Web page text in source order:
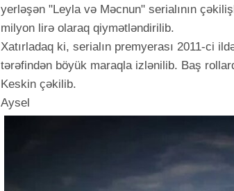
yerləşən "Leyla və Məcnun" serialının
milyon lirə olaraq qiymətləndirilib.
Xatırladaq ki, serialın premyerası 2011-ci
tərəfindən böyük maraqla izlənilib. Baş
Keskin çəkilib.
Aysel